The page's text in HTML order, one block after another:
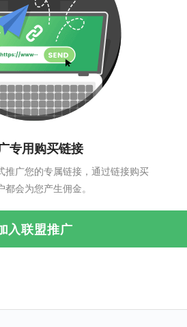
专用购买链接
推广您的专属链接，通过链接购买
都会为您产生佣金。
入联盟推广